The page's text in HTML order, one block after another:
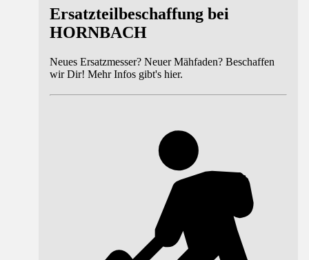
Ersatzteilbeschaffung bei
HORNBACH
Neues Ersatzmesser? Neuer Mähfaden? Beschaffen
wir Dir! Mehr Infos gibt's hier.